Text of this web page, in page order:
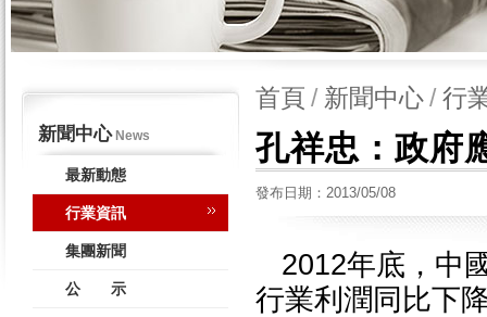
全站搜尋
新聞中心News
最新動態
行業資訊
集團新聞
公 示
首頁 / 新聞中心/行
孔祥忠：政府
發布日期：2013/05/08
2012年底，中
行業利潤同比下